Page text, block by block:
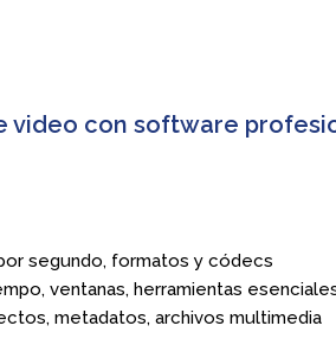
video con software
segundo, formatos y códecs
ventanas, herramientas
metadatos, archivos multimedia